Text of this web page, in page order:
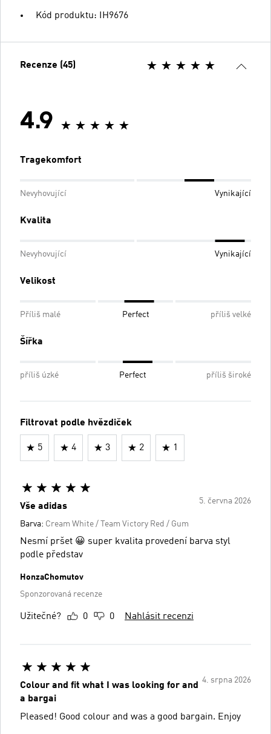
Kód produktu: IH9676
Recenze (45)
4.9
Tragekomfort
Nevyhovující Vynikající
Kvalita
Nevyhovující Vynikající
Velikost
Příliš malé Perfect příliš velké
Šířka
příliš úzké Perfect příliš široké
Filtrovat podle hvězdiček
5 4 3 2 1
5. června 2026
Vše adidas
Barva: Cream White / Team Victory Red / Gum
Nesmí pršet 😀 super kvalita provedení barva styl
podle představ
HonzaChomutov
Sponzorovaná recenze
Užitečné? 0 0 Nahlásit recenzi
4. srpna 2026
Colour and fit what I was looking for and
a bargai
Pleased! Good colour and was a good bargain. Enjoy